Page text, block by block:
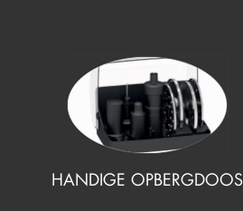
HANDIGE OPBERGDOOS